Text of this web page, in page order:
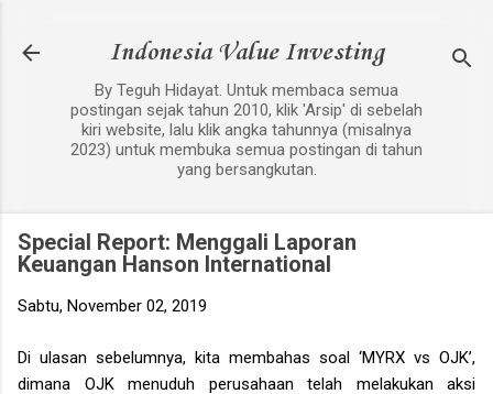
Indonesia Value Investing
By Teguh Hidayat. Untuk membaca semua
postingan sejak tahun 2010, klik 'Arsip' di sebelah
kiri website, lalu klik angka tahunnya (misalnya
2023) untuk membuka semua postingan di tahun
yang bersangkutan.
Special Report: Menggali Laporan
Keuangan Hanson International
Sabtu, November 02, 2019
Di ulasan sebelumnya, kita membahas soal ‘MYRX vs OJK’,
dimana OJK menuduh perusahaan telah melakukan aksi